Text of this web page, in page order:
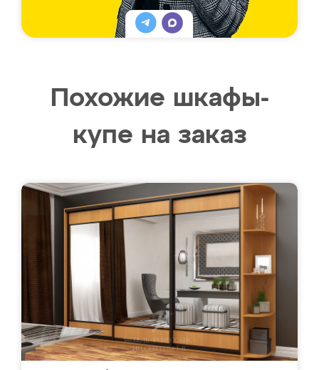
Похожие шкафы-
купе на заказ